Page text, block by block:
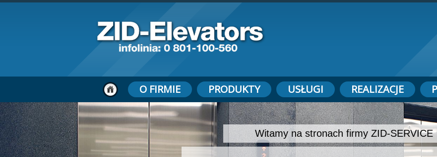
O FIRMIE PRODUKTY USŁUGI REALIZACJE
Witamy na stronach firmy ZID-SERVICE